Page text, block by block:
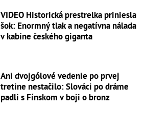
VIDEO Historická prestrelka priniesla
šok: Enormný tlak a negatívna nálada
v kabíne českého giganta
Ani dvojgólové vedenie po prvej
tretine nestačilo: Slováci po dráme
padli s Fínskom v boji o bronz